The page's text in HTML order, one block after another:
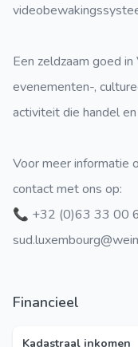
Een zeldzaam goed
evenementen-,
activiteit die handel
Voor meer informatie
contact met ons op:
📞 +32 (0)63 33 00
Financieel
Kadastraal inkomen